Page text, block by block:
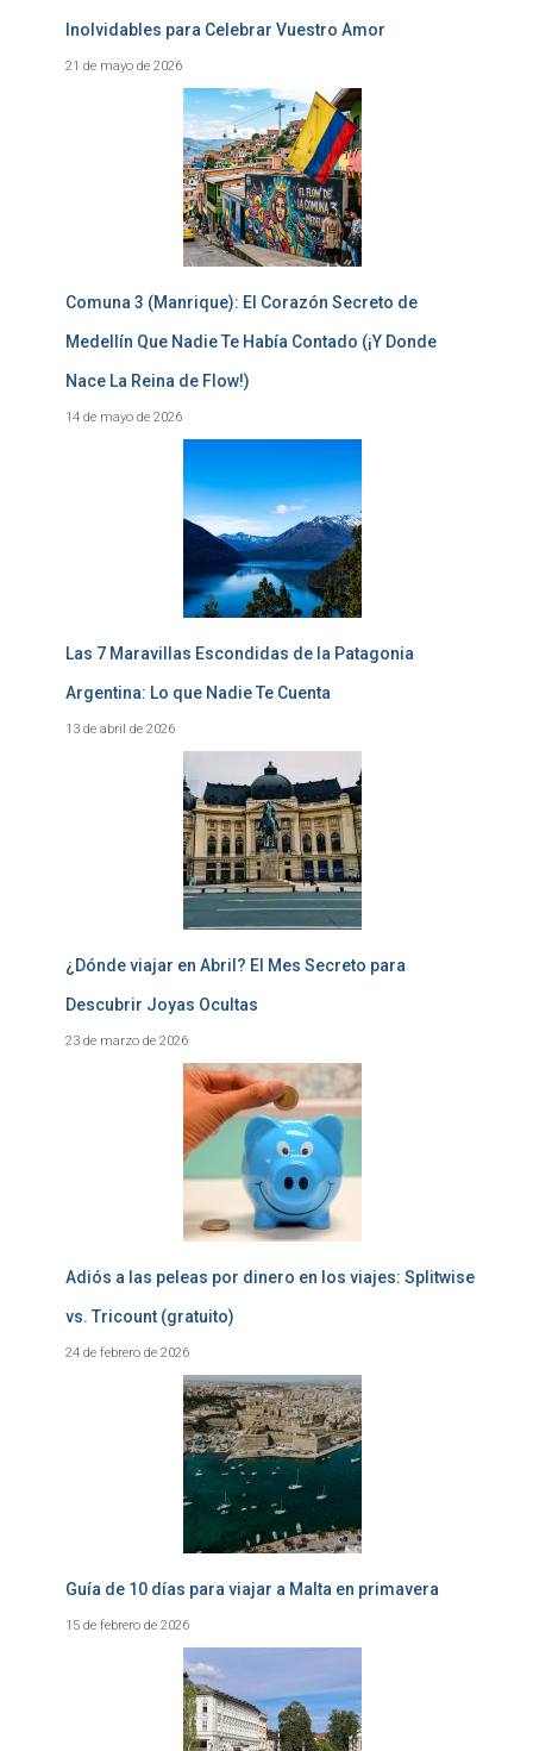
Inolvidables para Celebrar Vuestro Amor
21 de mayo de 2026
Comuna 3 (Manrique): El Corazón Secreto de
Medellín Que Nadie Te Había Contado (¡Y Donde
Nace La Reina de Flow!)
14 de mayo de 2026
Las 7 Maravillas Escondidas de la Patagonia
Argentina: Lo que Nadie Te Cuenta
13 de abril de 2026
¿Dónde viajar en Abril? El Mes Secreto para
Descubrir Joyas Ocultas
23 de marzo de 2026
Adiós a las peleas por dinero en los viajes: Splitwise
vs. Tricount (gratuito)
24 de febrero de 2026
Guía de 10 días para viajar a Malta en primavera
15 de febrero de 2026